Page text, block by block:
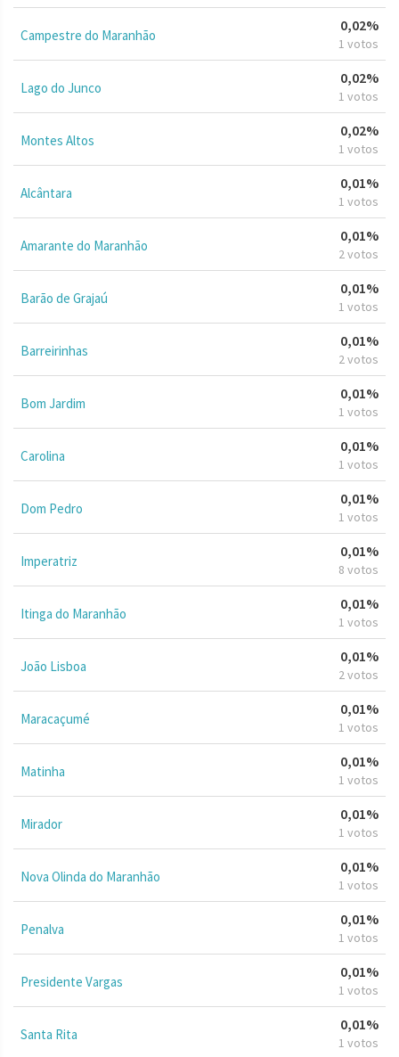
Campestre do Maranhão
0,02%
1 votos
Lago do Junco
0,02%
1 votos
Montes Altos
0,02%
1 votos
Alcântara
0,01%
1 votos
Amarante do Maranhão
0,01%
2 votos
Barão de Grajaú
0,01%
1 votos
Barreirinhas
0,01%
2 votos
Bom Jardim
0,01%
1 votos
Carolina
0,01%
1 votos
Dom Pedro
0,01%
1 votos
Imperatriz
0,01%
8 votos
Itinga do Maranhão
0,01%
1 votos
João Lisboa
0,01%
2 votos
Maracaçumé
0,01%
1 votos
Matinha
0,01%
1 votos
Mirador
0,01%
1 votos
Nova Olinda do Maranhão
0,01%
1 votos
Penalva
0,01%
1 votos
Presidente Vargas
0,01%
1 votos
Santa Rita
0,01%
1 votos